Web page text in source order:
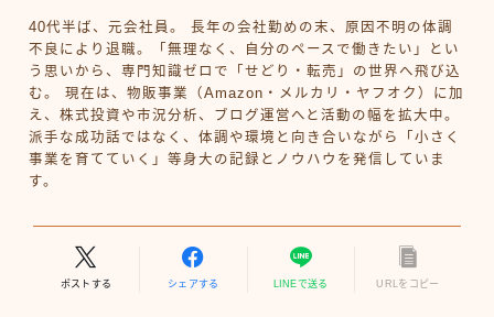
40代半ば、元会社員。 長年の会社勤めの末、原因不明の体調
不良により退職。「無理なく、自分のペースで働きたい」とい
う思いから、専門知識ゼロで「せどり・転売」の世界へ飛び込
む。 現在は、物販事業（Amazon・メルカリ・ヤフオク）に加
え、株式投資や市況分析、ブログ運営へと活動の幅を拡大中。
派手な成功話ではなく、体調や環境と向き合いながら「小さく
事業を育てていく」等身大の記録とノウハウを発信していま
す。
ポストする シェアする LINEで送る URLをコピー